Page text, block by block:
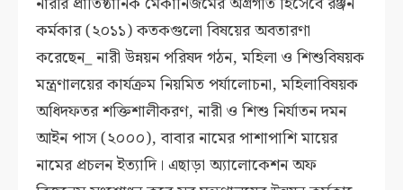
কর্মকার (২০১১) কতকগুলো বিষয়ের অবতারণা
করেছেন_ নারী উন্নয়ন পরিষদ গঠন, মহিলা ও শিশুবিষয়ক
মন্ত্রণালয়ের কার্যক্রম নিয়মিত পর্যালোচনা, মহিলাবিষয়ক
অধিদফতর শক্তিশালীকরণ, নারী ও শিশু নির্যাতন দমন
আইন পাস (২০০০), বাবার নামের পাশাপাশি মায়ের
নামের প্রচলন ইত্যাদি। এছাড়া অ্যালোকেশন অফ